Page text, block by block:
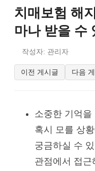
치매보험 해
마나 받을 수
작성자: 관리자
이전 게시글 다음
소중한 기억
혹시 모를 상
궁금하실 수
관점에서 접근